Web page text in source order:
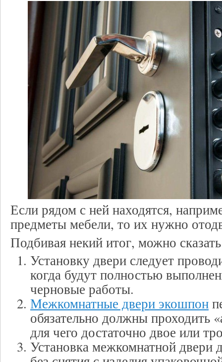
Если рядом с ней находятся,
предметы мебели, то их нужно
Подбивая некий итог, можно сказать
Установку двери следует
когда будут полностью
черновые работы.
Межкомнатные двери экошпон
обязательно должны проходить
для чего достаточно двое или
Установка межкомнатной двери